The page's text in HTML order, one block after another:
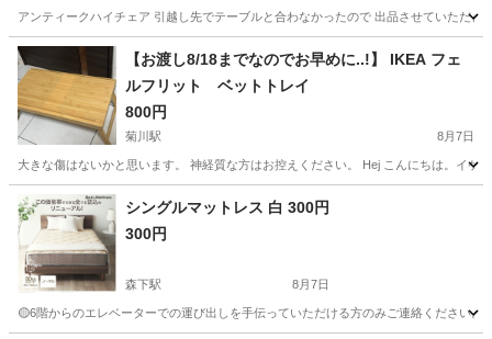
アンティークハイチェア 引越し先でテーブルと合わなかったので 出品させていただ
東京 江東区 門前仲町駅 椅子 ウィンザーチェア
【お渡し8/18までなのでお早めに..!】 IKEA フェ
ルフリット ベットトレイ
800円
菊川駅 8月7日
大きな傷はないかと思います。 神経質な方はお控えください。 Hej こんにちは。イ
東京 江東区 菊川駅 テーブル
シングルマットレス 白 300円
300円
森下駅 8月7日
🟡6階からのエレベーターでの運び出しを手伝っていただける方のみご連絡ください